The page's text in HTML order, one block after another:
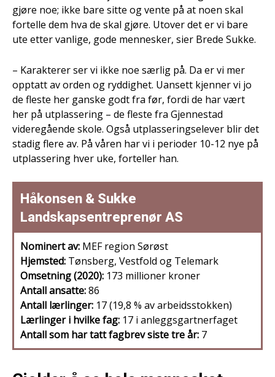
gjøre noe; ikke bare sitte og vente på at noen skal
fortelle dem hva de skal gjøre. Utover det er vi bare
ute etter vanlige, gode mennesker, sier Brede Sukke.
– Karakterer ser vi ikke noe særlig på. Da er vi mer
opptatt av orden og ryddighet. Uansett kjenner vi jo
de fleste her ganske godt fra før, fordi de har vært
her på utplassering – de fleste fra Gjennestad
videregående skole. Også utplasseringselever blir det
stadig flere av. På våren har vi i perioder 10-12 nye på
utplassering hver uke, forteller han.
Håkonsen & Sukke
Landskapsentreprenør AS
Nominert av: MEF region Sørøst
Hjemsted: Tønsberg, Vestfold og Telemark
Omsetning (2020): 173 millioner kroner
Antall ansatte:86
Antall lærlinger: 17 (19,8 % av arbeidsstokken)
Lærlinger i hvilke fag: 17 i anleggsgartnerfaget
Antall som har tatt fagbrev siste tre år: 7